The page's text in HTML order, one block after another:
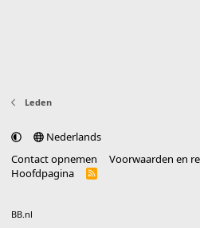
Leden
Nederlands
Contact opnemen
Voorwaarden en
Hoofdpagina
R
BB.nl